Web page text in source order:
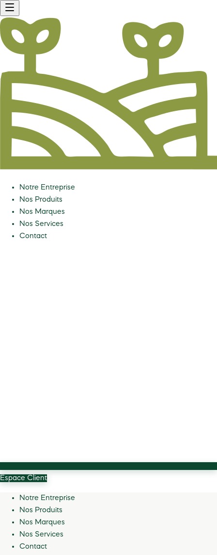
Notre Entreprise
Nos Produits
Nos Marques
Nos Services
Contact
Espace Client
Notre Entreprise
Nos Produits
Nos Marques
Nos Services
Contact